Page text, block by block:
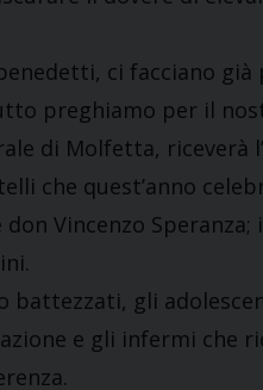
ci facciano
preghiamo per il
di Molfetta, riceverà
che quest’anno
Vincenzo
battezzati, gli
e gli infermi che